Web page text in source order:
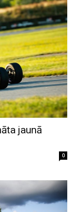
jaunā
0